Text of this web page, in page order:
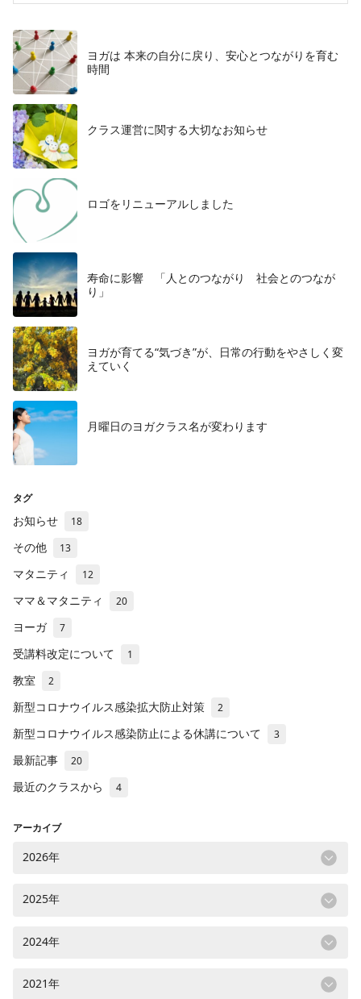
ヨガは 本来の自分に戻り、安心とつながりを育む
時間
クラス運営に関する大切なお知らせ
ロゴをリニューアルしました
寿命に影響 「人とのつながり 社会とのつなが
り」
ヨガが育てる“気づき”が、日常の行動をやさしく変
えていく
月曜日のヨガクラス名が変わります
タグ
お知らせ 18
その他 13
マタニティ 12
ママ＆マタニティ 20
ヨーガ 7
受講料改定について 1
教室 2
新型コロナウイルス感染拡大防止対策 2
新型コロナウイルス感染防止による休講について 3
最新記事 20
最近のクラスから 4
アーカイブ
2026年
2025年
2024年
2021年